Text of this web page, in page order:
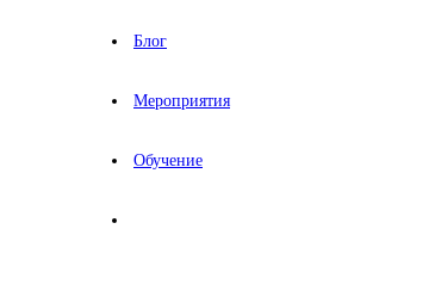
Блог
Мероприятия
Обучение